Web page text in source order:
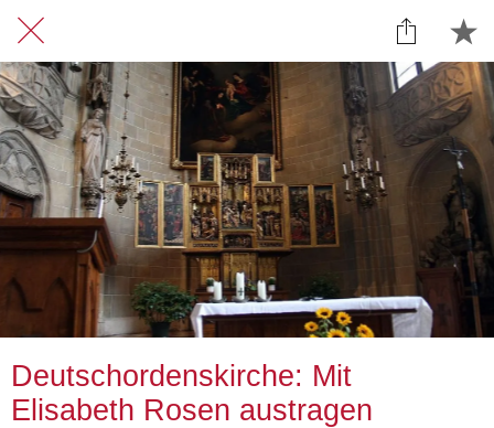
Deutschordenskirche: Mit
Elisabeth Rosen austragen